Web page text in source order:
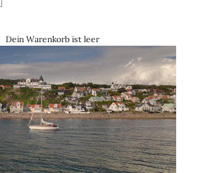
Dein Warenkorb ist leer